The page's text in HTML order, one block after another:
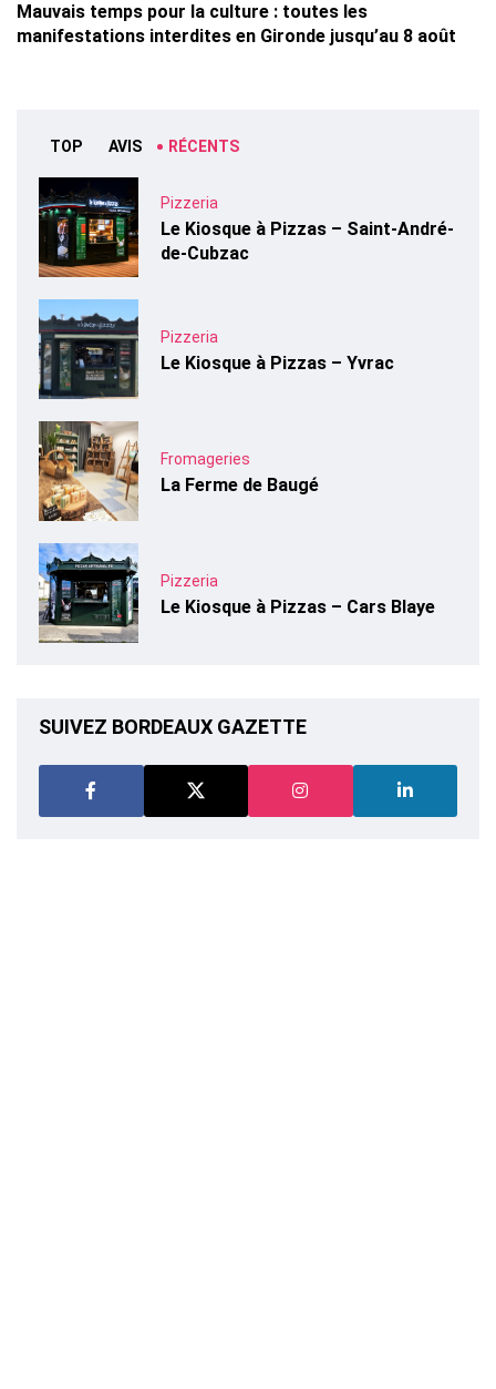
Mauvais temps pour la culture : toutes les
manifestations interdites en Gironde jusqu’au 8 août
TOP AVIS RÉCENTS
Pizzeria
Le Kiosque à Pizzas – Saint-André-
de-Cubzac
Pizzeria
Le Kiosque à Pizzas – Yvrac
Fromageries
La Ferme de Baugé
Pizzeria
Le Kiosque à Pizzas – Cars Blaye
SUIVEZ BORDEAUX GAZETTE